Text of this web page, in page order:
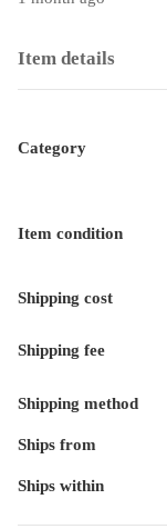
Item details
Category
Item condition
Shipping cost
Shipping fee
Shipping method
Ships from
Ships within